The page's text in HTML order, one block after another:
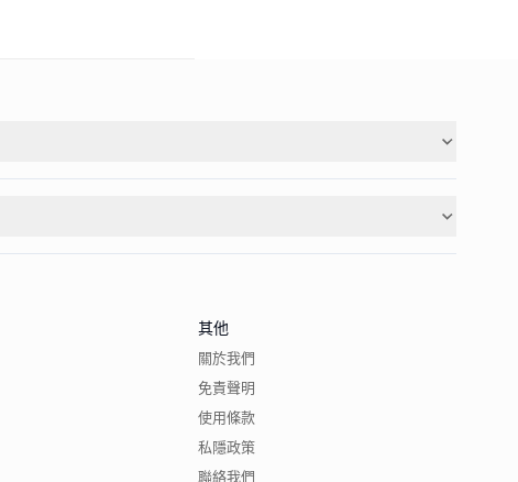
其他
關於我們
免責聲明
使用條款
私隱政策
聯絡我們